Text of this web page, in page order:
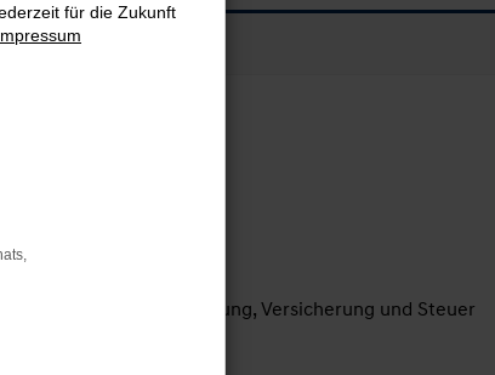
ist
Energieverbrauch, Wartung, Versicherung und Steuer
für die Zukunft